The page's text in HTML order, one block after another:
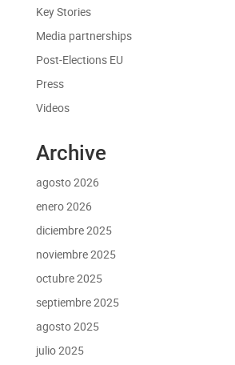
Key Stories
Media partnerships
Post-Elections EU
Press
Videos
Archive
agosto 2026
enero 2026
diciembre 2025
noviembre 2025
octubre 2025
septiembre 2025
agosto 2025
julio 2025